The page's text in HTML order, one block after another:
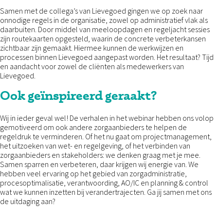
Samen met de collega’s van Lievegoed gingen we op zoek naar
onnodige regels in de organisatie, zowel op administratief vlak als
daarbuiten. Door middel van meeloopdagen en regeljacht sessies
zijn routekaarten opgesteld, waarin de concrete verbeterkansen
zichtbaar zijn gemaakt. Hiermee kunnen de werkwijzen en
processen binnen Lievegoed aangepast worden. Het resultaat? Tijd
en aandacht voor zowel de cliënten als medewerkers van
Lievegoed.
Ook geïnspireerd geraakt?
Wij in ieder geval wel! De verhalen in het webinar hebben ons volop
gemotiveerd om ook andere zorgaanbieders te helpen de
regeldruk te verminderen. Of het nu gaat om projectmanagement,
het uitzoeken van wet- en regelgeving, of het verbinden van
zorgaanbieders en stakeholders: we denken graag met je mee.
Samen sparren en verbeteren, daar krijgen wij energie van. We
hebben veel ervaring op het gebied van zorgadministratie,
procesoptimalisatie, verantwoording, AO/IC en planning & control
wat we kunnen inzetten bij verandertrajecten. Ga jij samen met ons
de uitdaging aan?